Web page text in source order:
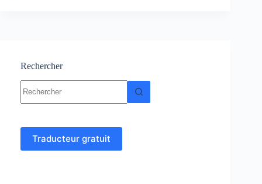
Rechercher
résultat
Traducteur gratuit